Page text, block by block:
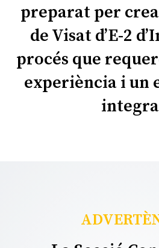
preparat per
de Visat d’E-2
procés que
experiència i un